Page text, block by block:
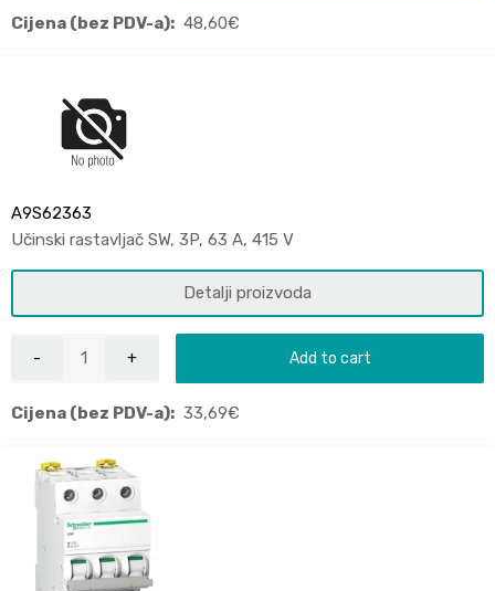
Cijena (bez PDV-a): 48,60€
A9S62363
Učinski rastavljač SW, 3P, 63 A, 415 V
Detalji proizvoda
Add to cart
Cijena (bez PDV-a): 33,69€